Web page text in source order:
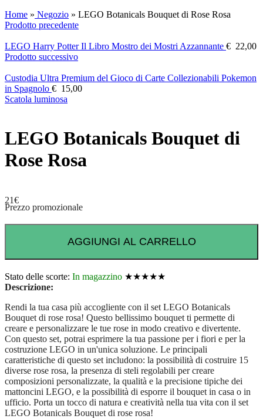
Home » Negozio » LEGO Botanicals Bouquet di Rose Rosa
Prodotto precedente
LEGO Harry Potter Il Libro Mostro dei Mostri Azzannante € 22,00
Prodotto successivo
Custodia Ultra Premium del Gioco di Carte Collezionabili Pokemon
in Spagnolo € 15,00
Scatola luminosa
LEGO Botanicals Bouquet di
Rose Rosa
21€
Prezzo promozionale
AGGIUNGI AL CARRELLO
Stato delle scorte: In magazzino ★★★★★
Descrizione:
Rendi la tua casa più accogliente con il set LEGO Botanicals
Bouquet di rose rosa! Questo bellissimo bouquet ti permette di
creare e personalizzare le tue rose in modo creativo e divertente.
Con questo set, potrai esprimere la tua passione per i fiori e per la
costruzione LEGO in un'unica soluzione. Le principali
caratteristiche di questo set includono: la possibilità di costruire 15
diverse rose rosa, la presenza di steli regolabili per creare
composizioni personalizzate, la qualità e la precisione tipiche dei
mattoncini LEGO, e la possibilità di esporre il bouquet in casa o in
ufficio. Porta un tocco di natura e creatività nella tua vita con il set
LEGO Botanicals Bouquet di rose rosa!